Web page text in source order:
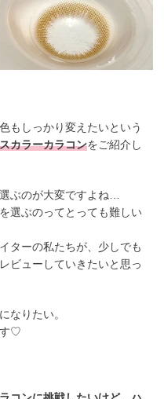
もしっかり変えたいという
カラーカラコンをご紹介し
ぶのが大変ですよね…
選ぶのってとっても難しい
ターの私たちが、少しでも
ビューしていきたいと思っ
なりたい。
す♡